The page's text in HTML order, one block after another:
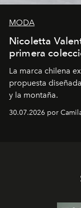
MODA
Nicoletta
primera
La marca chilena
propuesta
y la montaña.
30.07.2026 por